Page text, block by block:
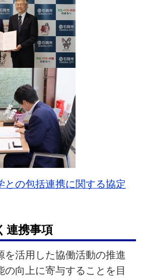
との包括連携に関する協定
連携事項
活用した協働活動の推進
の向上に寄与することを目